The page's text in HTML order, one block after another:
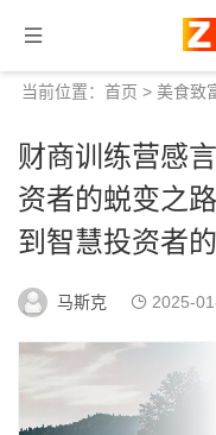
当前位置： 首页 > 美食致
财商训练营感
资者的蜕变之
到智慧投资者
马斯克 2025-